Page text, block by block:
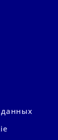
данных